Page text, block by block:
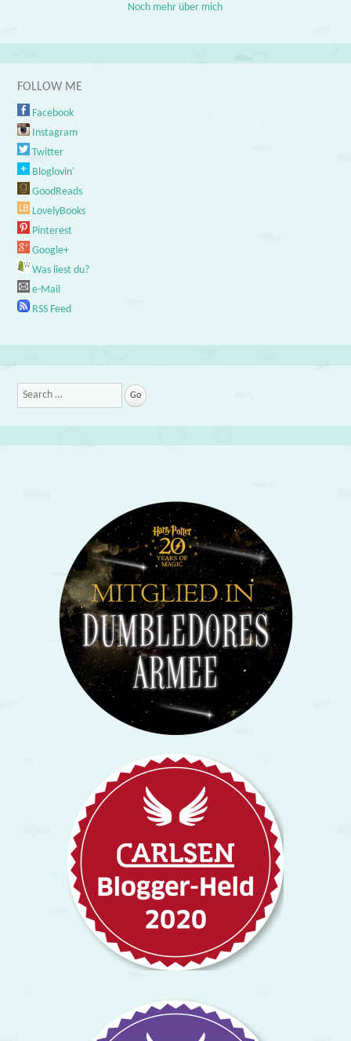
Noch mehr über mich
FOLLOW ME
Facebook
Instagram
Twitter
Bloglovin'
GoodReads
LovelyBooks
Pinterest
Google+
Was liest du?
e-Mail
RSS Feed
Search